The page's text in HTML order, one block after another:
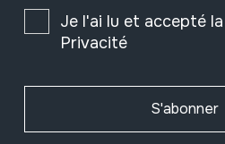
Je l'ai lu et accepté la
Privacité
S'abonner